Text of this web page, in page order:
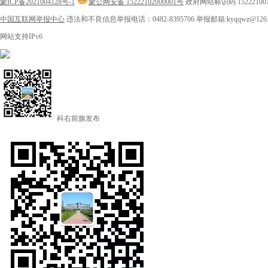
中国互联网举报中心 违法和不良信息举报电话：0482-8395706 举报邮箱
网站支持IPv6
科右前旗发布